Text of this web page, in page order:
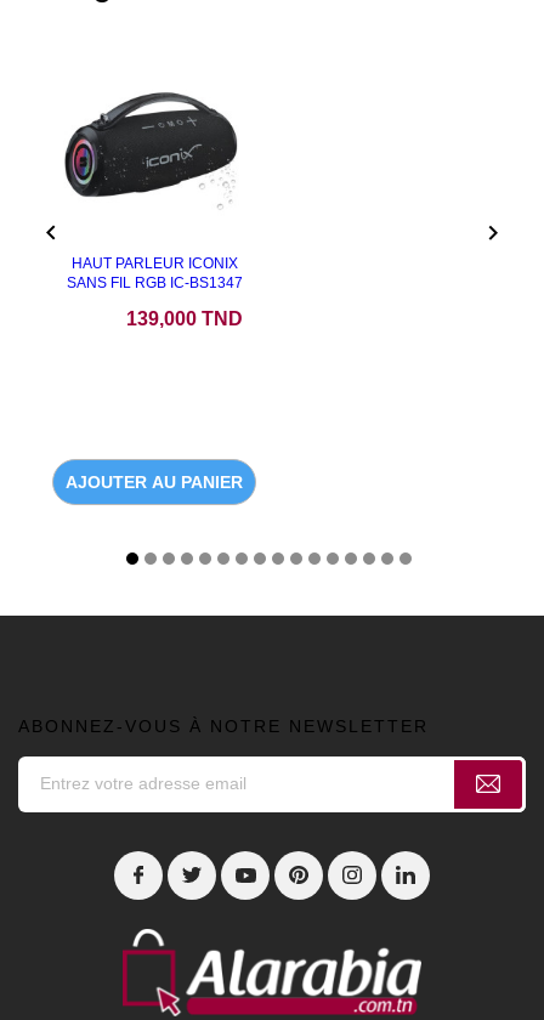
HAUT PARLEUR ICONIX
SANS FIL RGB IC-BS1347
139,000 TND
AJOUTER AU PANIER
 
ABONNEZ-VOUS À NOTRE NEWSLETTER